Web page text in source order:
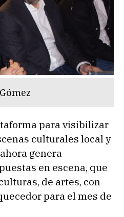
para visibilizar
culturales local y
genera
en escena, que
de artes, con
para el mes de